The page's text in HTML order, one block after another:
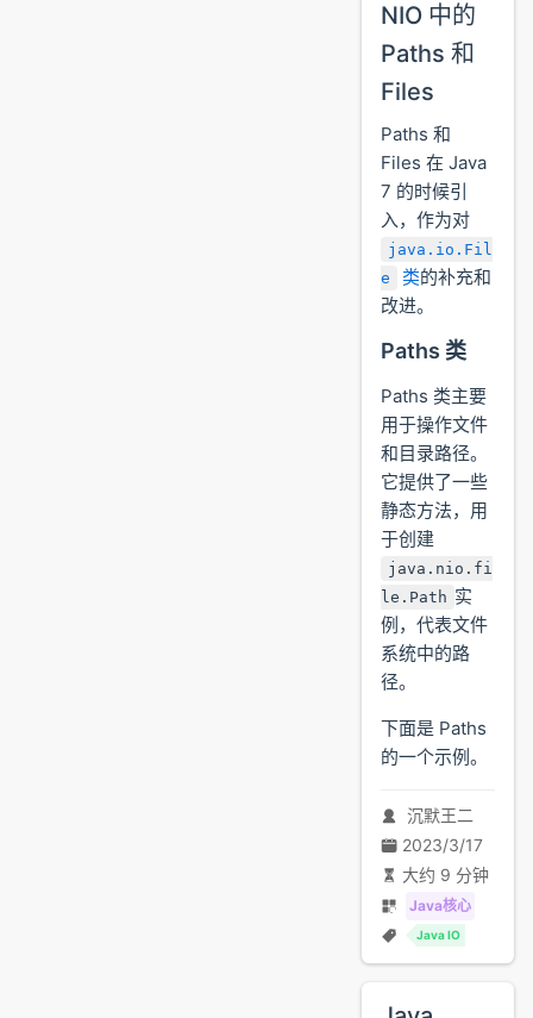
NIO 中的
Paths 和
Files
Paths 和
Files 在 Java
7 的时候引
入，作为对
java.io.Fil
e
类的补充和
改进。
Paths 类
Paths 类主要
用于操作文件
和目录路径。
它提供了一些
静态方法，用
于创建
java.nio.fi
le.Path 实
例，代表文件
系统中的路
径。
下面是 Paths
的一个示例。
沉默王二
2023/3/17
大约 9 分钟
Java核心
Java IO